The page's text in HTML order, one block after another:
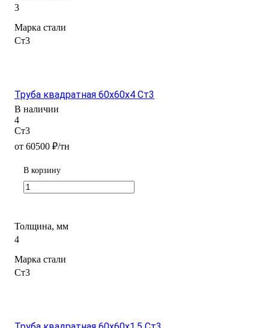
3
Марка стали
Ст3
Труба квадратная 60х60х4 Ст3
В наличии
4
Ст3
от 60500 ₽/тн
В корзину
Толщина, мм
4
Марка стали
Ст3